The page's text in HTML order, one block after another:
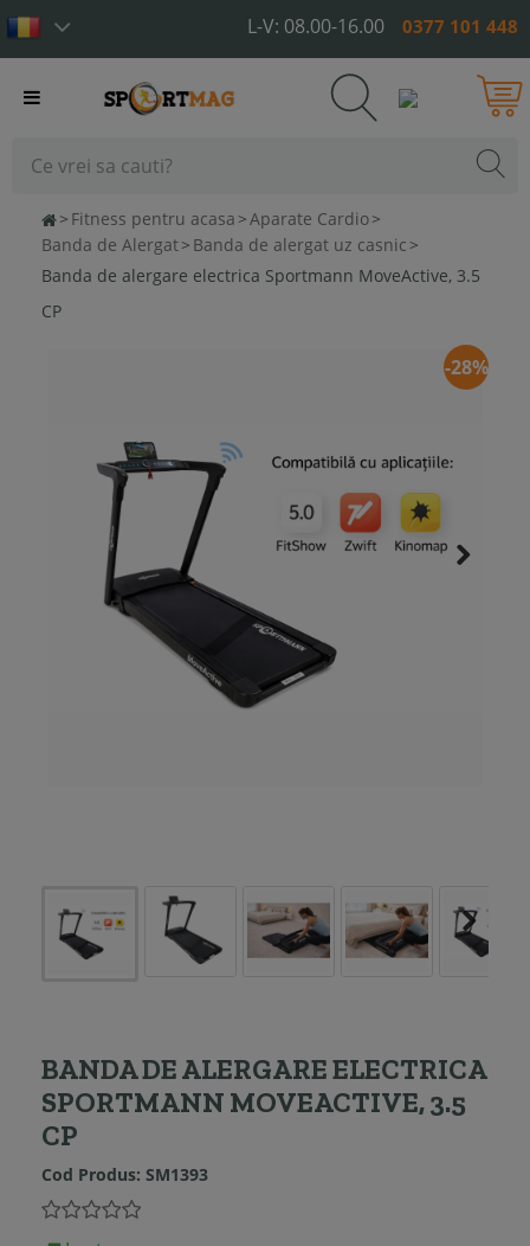
L-V: 08.00-16.00 0377 101 448
Toggle
> Fitness pentru acasa >Aparate Cardio>
Banda de Alergat> Banda de alergat uz casnic >
Banda de alergare electrica Sportmann MoveActive, 3.5
CP
-28%
BANDA DE ALERGARE ELECTRICA
SPORTMANN MOVEACTIVE, 3.5
CP
Cod Produs: SM1393